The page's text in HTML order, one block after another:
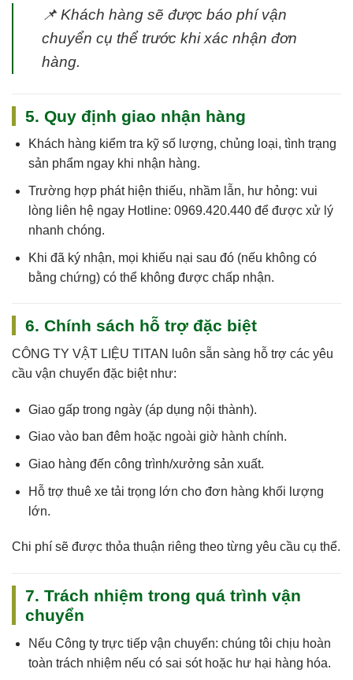
📌 Khách hàng sẽ được báo phí vận
chuyển cụ thể trước khi xác nhận đơn
hàng.
5. Quy định giao nhận hàng
Khách hàng kiểm tra kỹ số lượng, chủng loại, tình trạng
sản phẩm ngay khi nhận hàng.
Trường hợp phát hiện thiếu, nhầm lẫn, hư hỏng: vui
lòng liên hệ ngay Hotline: 0969.420.440để được xử lý
nhanh chóng.
Khi đã ký nhận, mọi khiếu nại sau đó (nếu không có
bằng chứng) có thể không được chấp nhận.
6. Chính sách hỗ trợ đặc biệt
CÔNG TY VẬT LIỆU TITAN
luôn sẵn sàng hỗ trợ các yêu
cầu vận chuyển đặc biệt như:
Giao gấp trong ngày (áp dụng nội thành).
Giao vào ban đêm hoặc ngoài giờ hành chính.
Giao hàng đến công trình/xưởng sản xuất.
Hỗ trợ thuê xe tải trọng lớn cho đơn hàng khối lượng
lớn.
Chi phí sẽ được thỏa thuận riêng theo từng yêu cầu cụ thể.
7. Trách nhiệm trong quá trình vận
chuyển
Nếu Công ty trực tiếp vận chuyển: chúng tôi chịu hoàn
toàn trách nhiệmnếu có sai sót hoặc hư hại hàng hóa.